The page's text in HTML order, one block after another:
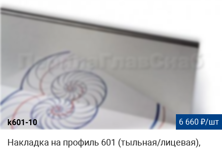
k601-10 6 660 ₽/шт
Накладка на профиль 601 (тыльная/лицевая),